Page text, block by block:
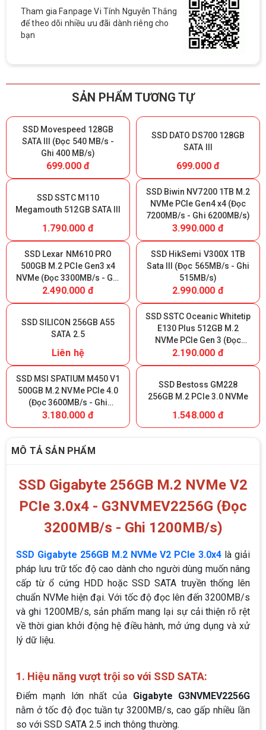
Tham gia Fanpage Vi Tính Nguyễn Thắng
để theo dõi nhiều ưu đãi dành riêng cho
bạn
SẢN PHẨM TƯƠNG TỰ
SSD Movespeed 128GB
SATA III (Đọc 540 MB/s -
Ghi 400 MB/s)
699.000 đ
SSD DATO DS700 128GB
SATA III
699.000 đ
SSD SSTC M110
Megamouth 512GB SATA III
1.790.000 đ
SSD Biwin NV7200 1TB M.2
NVMe PCIe Gen4 x4 (Đọc
7200MB/s - Ghi 6200MB/s)
3.990.000 đ
SSD Lexar NM610 PRO
500GB M.2 PCIe Gen3 x4
NVMe (Đọc 3300MB/s - Ghi
1700MB/s)
2.490.000 đ
SSD HikSemi V300X 1TB
Sata III (Đọc 565MB/s - Ghi
515MB/s)
2.990.000 đ
SSD SILICON 256GB A55
SATA 2.5
Liên hệ
SSD SSTC Oceanic Whitetip
E130 Plus 512GB M.2
NVMe PCIe Gen 3 (Đọc
3200MB/s - Ghi 2700MB/s)
2.190.000 đ
SSD MSI SPATIUM M450 V1
500GB M.2 NVMe PCIe 4.0
(Đọc 3600MB/s - Ghi
2300MB/s)
3.180.000 đ
SSD Bestoss GM228
256GB M.2 PCIe 3.0 NVMe
1.548.000 đ
MÔ TẢ SẢN PHẨM
SSD Gigabyte 256GB M.2 NVMe V2
PCIe 3.0x4 - G3NVMEV2256G (Đọc
3200MB/s - Ghi 1200MB/s)
SSD Gigabyte 256GB M.2 NVMe V2 PCIe 3.0x4 là giải
pháp lưu trữ tốc độ cao dành cho người dùng muốn nâng
cấp từ ổ cứng HDD hoặc SSD SATA truyền thống lên
chuẩn NVMe hiện đại. Với tốc độ đọc lên đến 3200MB/s
và ghi 1200MB/s, sản phẩm mang lại sự cải thiện rõ rệt
về thời gian khởi động hệ điều hành, mở ứng dụng và xử
lý dữ liệu.
1. Hiệu năng vượt trội so với SSD SATA:
Điểm mạnh lớn nhất của Gigabyte G3NVMEV2256G
nằm ở tốc độ đọc tuần tự 3200MB/s, cao gấp nhiều lần
so với SSD SATA 2.5 inch thông thường.